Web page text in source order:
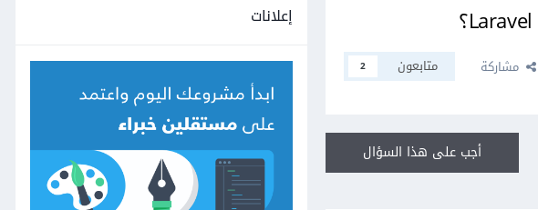
مشاركة متابعون 2
أجب على هذا السؤال
إعلانات